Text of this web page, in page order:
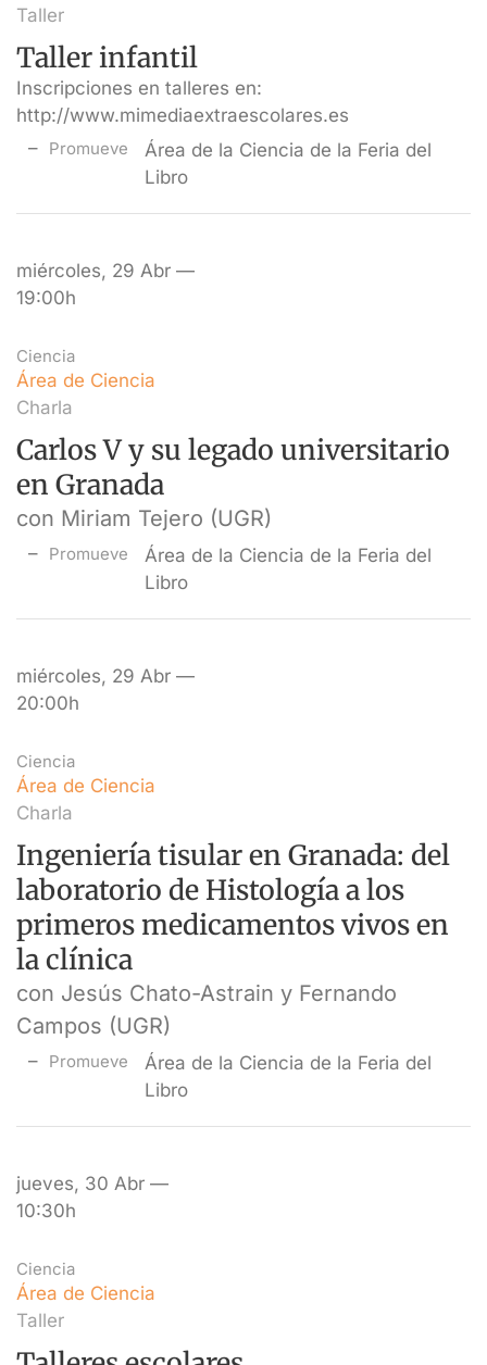
Taller
Taller infantil
Inscripciones en talleres en:
http://www.mimediaextraescolares.es
Promueve
Área de la Ciencia de la Feria del
Libro
miércoles, 29 Abr —
19:00h
Ciencia
Área de Ciencia
Charla
Carlos V y su legado universitario
en Granada
con Miriam Tejero (UGR)
Promueve
Área de la Ciencia de la Feria del
Libro
miércoles, 29 Abr —
20:00h
Ciencia
Área de Ciencia
Charla
Ingeniería tisular en Granada: del
laboratorio de Histología a los
primeros medicamentos vivos en
la clínica
con Jesús Chato-Astrain y Fernando
Campos (UGR)
Promueve
Área de la Ciencia de la Feria del
Libro
jueves, 30 Abr —
10:30h
Ciencia
Área de Ciencia
Taller